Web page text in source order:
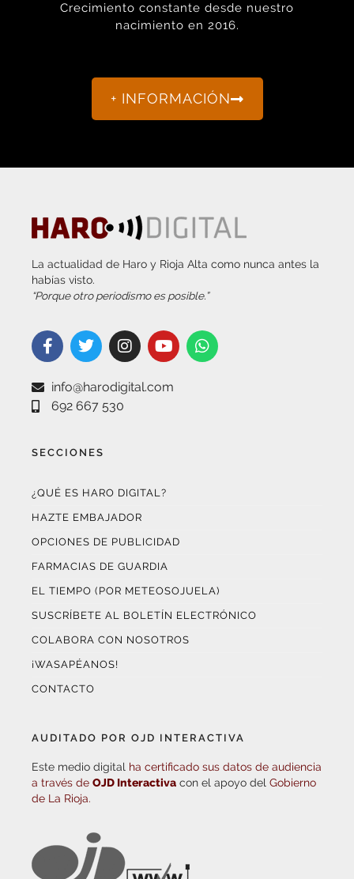
Crecimiento constante desde nuestro
nacimiento en 2016.
+ INFORMACIÓN
La actualidad de Haro y Rioja Alta como nunca antes la
habías visto.
“Porque otro periodismo es posible.”
info@harodigital.com
692 667 530
SECCIONES
¿QUÉ ES HARO DIGITAL?
HAZTE EMBAJADOR
OPCIONES DE PUBLICIDAD
FARMACIAS DE GUARDIA
EL TIEMPO (POR METEOSOJUELA)
SUSCRÍBETE AL BOLETÍN ELECTRÓNICO
COLABORA CON NOSOTROS
¡WASAPÉANOS!
CONTACTO
AUDITADO POR OJD INTERACTIVA
Este medio digital ha certificado sus datos de audiencia
a través de OJD Interactiva con el apoyo del Gobierno
de La Rioja.